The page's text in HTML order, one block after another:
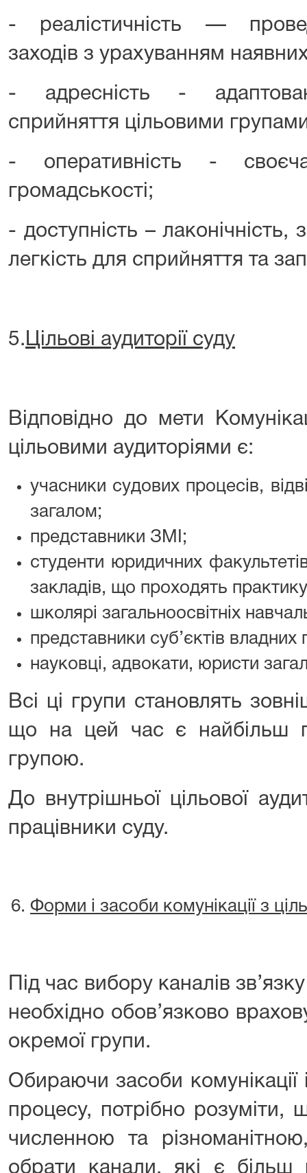
- реалістичність —
заходів з урахуванням
- адресність -
сприйняття цільовими
- оперативність -
громадськості;
- доступність – лаконічність,
легкість для сприйняття та
5. Цільові аудиторії суду
Відповідно до мети
цільовими аудиторіями є:
учасники судових процесів,
загалом;
представники ЗМІ;
студенти юридичних
закладів, що проходять
школярі загальноосвітніх
представники суб’єктів
науковці, адвокати, юристи
Всі ці групи становлять
що на цей час є найбільш
групою.
До внутрішньої цільової
працівники суду.
Форми і засоби комунікації з
Під час вибору каналів
необхідно обов’язково
окремої групи.
Обираючи засоби комунікації
процесу, потрібно розуміти,
численною та
обрати канали, які є більш